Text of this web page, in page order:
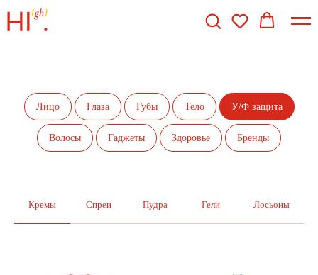
Лицо Глаза Губы Тело У/Ф защита
Волосы Гаджеты Здоровье Бренды
Кремы Спреи Пудра Гели Лосьоны